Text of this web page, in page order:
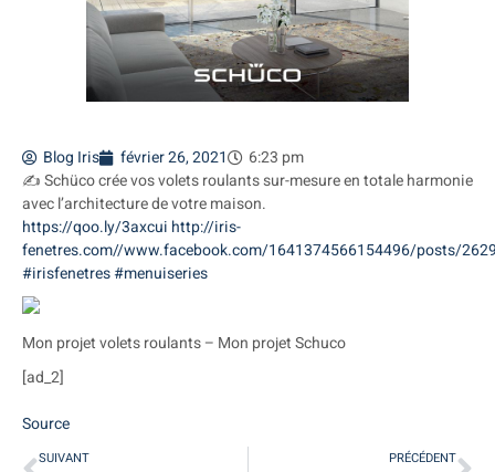
Blog Iris février 26, 2021
6:23 pm
✍️ Schüco crée vos volets roulants sur-mesure en totale harmonie
avec l’architecture de votre maison.
https://qoo.ly/3axcui http://iris-
fenetres.com//www.facebook.com/1641374566154496/posts/
#irisfenetres#menuiseries
Mon projet volets roulants – Mon projet Schuco
[ad_2]
Source
SUIVANT PRÉCÉDENT